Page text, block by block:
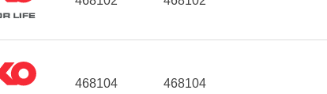
468104 468104